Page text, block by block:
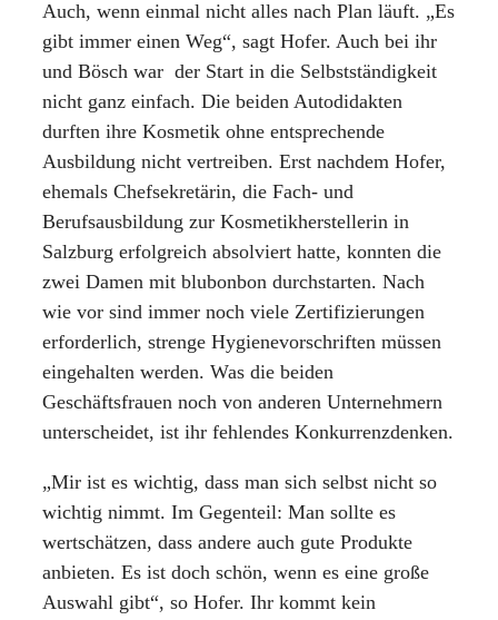
Auch, wenn einmal nicht alles nach Plan läuft. „Es
gibt immer einen Weg“, sagt Hofer. Auch bei ihr
und Bösch war der Start in die Selbstständigkeit
nicht ganz einfach. Die beiden Autodidakten
durften ihre Kosmetik ohne entsprechende
Ausbildung nicht vertreiben. Erst nachdem Hofer,
ehemals Chefsekretärin, die Fach- und
Berufsausbildung zur Kosmetikherstellerin in
Salzburg erfolgreich absolviert hatte, konnten die
zwei Damen mit blubonbon durchstarten. Nach
wie vor sind immer noch viele Zertifizierungen
erforderlich, strenge Hygienevorschriften müssen
eingehalten werden. Was die beiden
Geschäftsfrauen noch von anderen Unternehmern
unterscheidet, ist ihr fehlendes Konkurrenzdenken.
„Mir ist es wichtig, dass man sich selbst nicht so
wichtig nimmt. Im Gegenteil: Man sollte es
wertschätzen, dass andere auch gute Produkte
anbieten. Es ist doch schön, wenn es eine große
Auswahl gibt“, so Hofer. Ihr kommt kein